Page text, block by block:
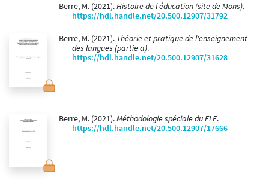
Berre, M. (2021).Histoire de l'éducation (site de Mons).
https://hdl.handle.net/20.500.12907/31792
Berre, M. (2021). Théorie et pratique de l'enseignement
des langues (partie a).
https://hdl.handle.net/20.500.12907/31628
Berre, M. (2021).Méthodologie spéciale du FLE.
https://hdl.handle.net/20.500.12907/17666